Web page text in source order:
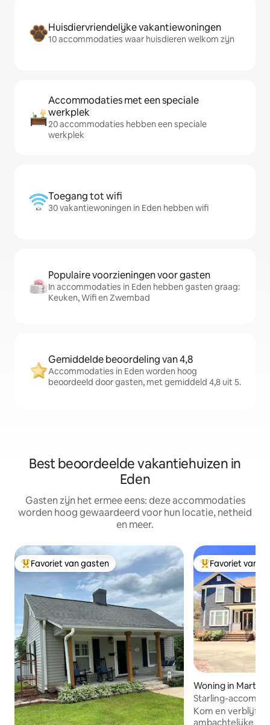
Huisdiervriendelijke vakantiewoningen
10 accommodaties waar huisdieren welkom zijn
Accommodaties met een speciale
werkplek
20 accommodaties hebben een speciale
werkplek
Toegang tot wifi
30 vakantiewoningen in Eden hebben wifi
Populaire voorzieningen voor gasten
In accommodaties in Eden hebben gasten graag:
Keuken, Wifi en Zwembad
Gemiddelde beoordeling van 4,8
Accommodaties in Eden worden hoog
beoordeeld door gasten, met gemiddeld 4,8 uit 5.
Best beoordeelde vakantiehuizen in
Eden
Gasten zijn het ermee eens: deze accommodaties
worden hoog gewaardeerd voor hun locatie, netheid
en meer.
Topfavoriet van gasten
Favoriet van gasten Topfavoriet van
Favoriet van
Woning in
Starling-
Kom en verblijf in
ambachtelijke